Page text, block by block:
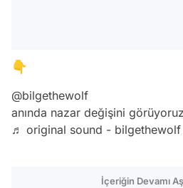
👇
@bilgethewolf
anında nazar değişini görüyoruz
♬ original sound - bilgethewolf
İçeriğin Devamı